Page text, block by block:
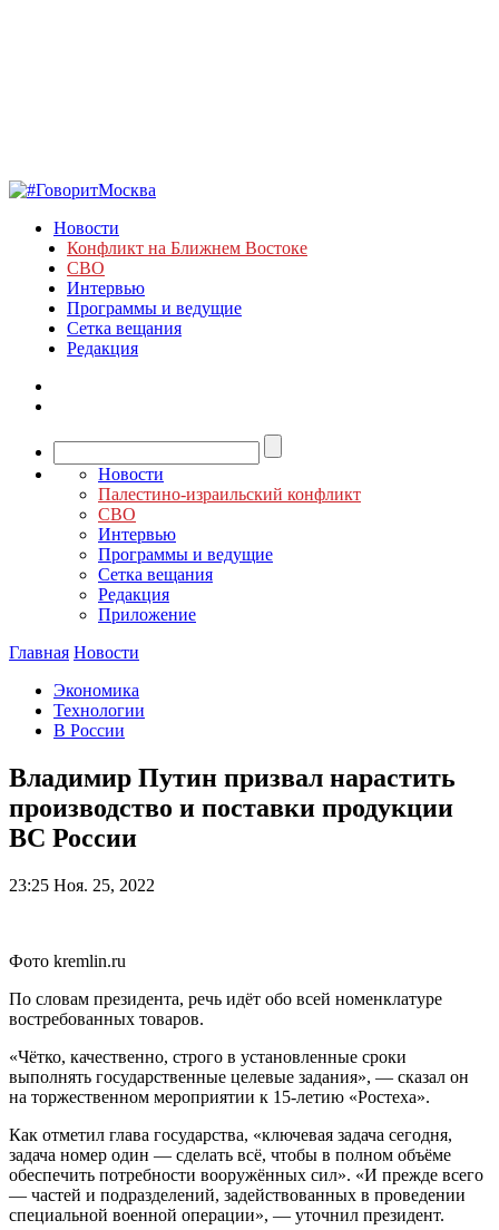
Новости
Конфликт на Ближнем Востоке
СВО
Интервью
Программы и ведущие
Сетка вещания
Редакция
Новости
Палестино-израильский конфликт
СВО
Интервью
Программы и ведущие
Сетка вещания
Редакция
Приложение
Главная Новости
Экономика
Технологии
В России
Владимир Путин призвал нарастить
производство и поставки продукции
ВС России
23:25 Ноя. 25, 2022
Фото kremlin.ru
По словам президента, речь идёт обо всей номенклатуре
востребованных товаров.
«Чётко, качественно, строго в установленные сроки
выполнять государственные целевые задания», — сказал он
на торжественном мероприятии к 15-летию «Ростеха».
Как отметил глава государства, «ключевая задача сегодня,
задача номер один — сделать всё, чтобы в полном объёме
обеспечить потребности вооружённых сил». «И прежде всего
— частей и подразделений, задействованных в проведении
специальной военной операции», — уточнил президент.